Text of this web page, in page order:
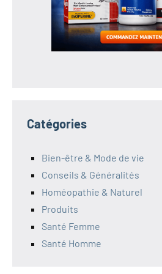
Catégories
Bien-être & Mode de vie
Conseils & Généralités
Homéopathie & Naturel
Produits
Santé Femme
Santé Homme